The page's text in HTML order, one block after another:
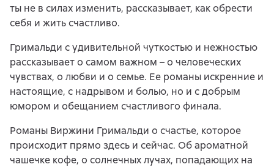
ты не в силах изменить, рассказывает, как обрести
себя и жить счастливо.
Гримальди с удивительной чуткостью и нежностью
рассказывает о самом важном – о человеческих
чувствах, о любви и о семье. Ее романы искренние и
настоящие, с надрывом и болью, но и с добрым
юмором и обещанием счастливого финала.
Романы Виржини Гримальди о счастье, которое
происходит прямо здесь и сейчас. Об ароматной
чашечке кофе, о солнечных лучах, попадающих на